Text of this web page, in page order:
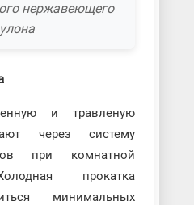
нержавеющего
и травленую
через систему
при комнатной
прокатка
минимальных